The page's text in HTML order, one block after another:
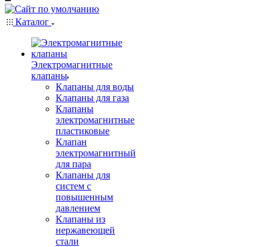
Каталог
Электромагнитные
клапаны
Клапаны для воды
Клапаны для газа
Клапаны
электромагнитные
пластиковые
Клапан
электромагнитный
для пара
Клапаны для
систем с
повышенным
давлением
Клапаны из
нержавеющей
стали